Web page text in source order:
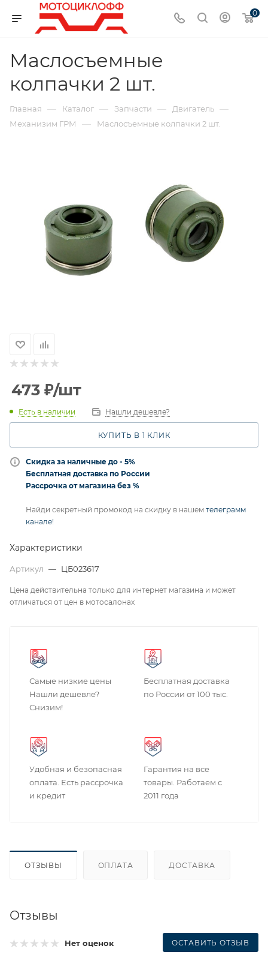
0
Маслосъемные
колпачки 2 шт.
Главная — Каталог — Запчасти — Двигатель —
Механизим ГРМ — Маслосъемные колпачки 2 шт.
473 ₽/шт
Есть в наличии Нашли дешевле?
КУПИТЬ В 1 КЛИК
Скидка за наличные до - 5%
Бесплатная доставка по России
Рассрочка от магазина без %
Найди секретный промокод на скидку в нашем телеграмм
канале!
Характеристики
Артикул — ЦБ023617
Цена действительна только для интернет магазина и может
отличаться от цен в мотосалонах
Самые низкие цены
Нашли дешевле?
Снизим!
Бесплатная доставка
по России от 100 тыс.
Удобная и безопасная
оплата. Есть рассрочка
и кредит
Гарантия на все
товары. Работаем с
2011 года
ОТЗЫВЫ ОПЛАТА ДОСТАВКА
Отзывы
Нет оценок ОСТАВИТЬ ОТЗЫВ